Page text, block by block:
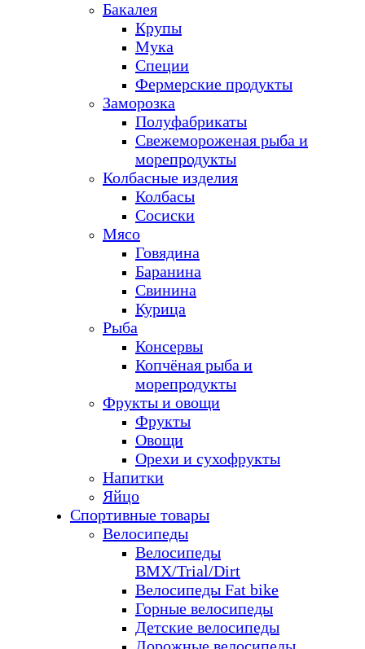
Бакалея
Крупы
Мука
Специи
Фермерские продукты
Заморозка
Полуфабрикаты
Свежемороженая рыба и
морепродукты
Колбасные изделия
Колбасы
Сосиски
Мясо
Говядина
Баранина
Свинина
Курица
Рыба
Консервы
Копчёная рыба и
морепродукты
Фрукты и овощи
Фрукты
Овощи
Орехи и сухофрукты
Напитки
Яйцо
Спортивные товары
Велосипеды
Велосипеды
BMX/Trial/Dirt
Велосипеды Fat bike
Горные велосипеды
Детские велосипеды